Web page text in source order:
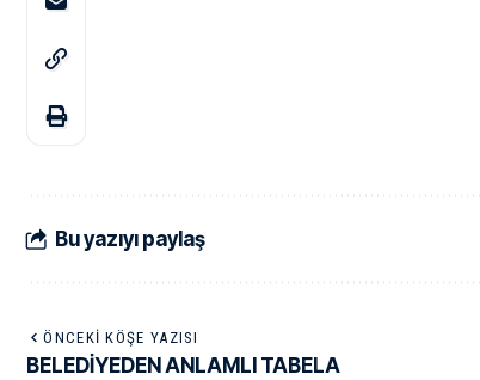
Bu yazıyı paylaş
ÖNCEKI KÖŞE YAZISI
BELEDİYEDEN ANLAMLI TABELA